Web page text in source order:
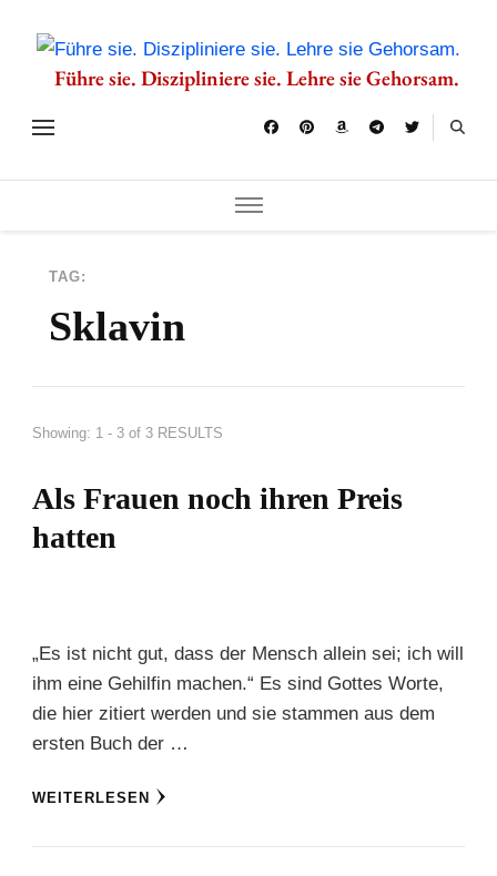
Führe sie. Diszipliniere sie. Lehre sie Gehorsam.
TAG:
Sklavin
Showing: 1 - 3 of 3 RESULTS
Als Frauen noch ihren Preis
hatten
„Es ist nicht gut, dass der Mensch allein sei; ich will
ihm eine Gehilfin machen.“ Es sind Gottes Worte,
die hier zitiert werden und sie stammen aus dem
ersten Buch der …
WEITERLESEN